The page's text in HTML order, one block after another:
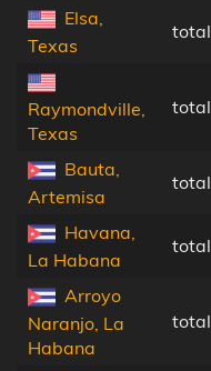
Elsa,
Texas
total
Raymondville,
Texas
total
Bauta,
Artemisa
total
Havana,
La Habana
total
Arroyo
Naranjo, La
Habana
total